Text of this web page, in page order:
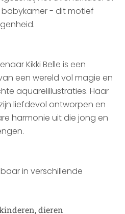
- dit motief
Kikki Belle is een
een wereld vol magie en
aquarelillustraties. Haar
liefdevol ontworpen en
harmonie uit die jong en
in verschillende
dieren